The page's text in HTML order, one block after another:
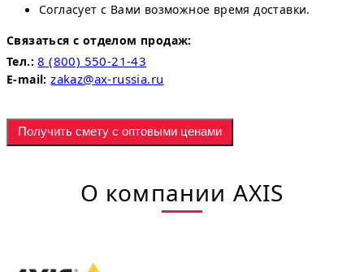
Согласует с Вами возможное время доставки.
Связаться с отделом продаж:
Тел.: 8 (800) 550-21-43
E-mail: zakaz@ax-russia.ru
Получить смету с оптовыми ценами
О компании AXIS